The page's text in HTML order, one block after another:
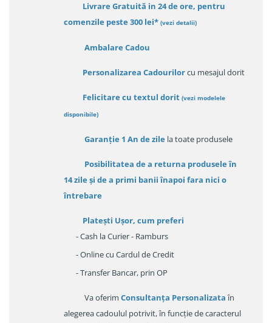
Livrare Gratuită in 24 de ore, pentru
comenzile peste 300 lei* (vezi detalii)
Ambalare Cadou
Personalizarea Cadourilorcu mesajul dorit
Felicitare cu textul dorit (vezi modelele
disponibile)
Garanție 1 An de zile la toate produsele
Posibilitatea de a returna produsele în
14 zileși de a primi banii înapoi fara nici o
întrebare
Platești Ușor, cum preferi
- Cash la Curier - Ramburs
- Online cu Cardul de Credit
- Transfer Bancar, prin OP
Va oferim Consultanța Personalizataîn
alegerea cadoulul potrivit, în funcție de caracterul